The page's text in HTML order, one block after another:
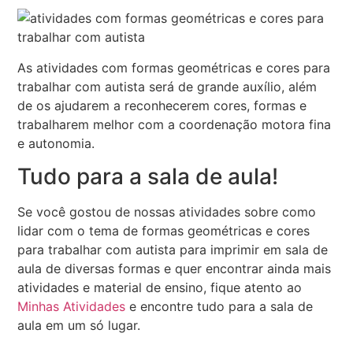
As atividades com formas geométricas e cores para
trabalhar com autista será de grande auxílio, além
de os ajudarem a reconhecerem cores, formas e
trabalharem melhor com a coordenação motora fina
e autonomia.
Tudo para a sala de aula!
Se você gostou de nossas atividades sobre como
lidar com o tema de formas geométricas e cores
para trabalhar com autista para imprimir em sala de
aula de diversas formas e quer encontrar ainda mais
atividades e material de ensino, fique atento ao
Minhas Atividades e encontre tudo para a sala de
aula em um só lugar.